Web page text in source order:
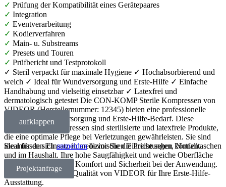
✓ Prüfung der Kompatibilität eines Gerätepaares
✓ Integration
✓ Eventverarbeitung
✓ Kodierverfahren
✓ Main- u. Substreams
✓ Presets und Touren
✓ Prüfbericht und Testprotokoll
✓ Steril verpackt für maximale Hygiene ✓ Hochabsorbierend und
weich ✓ Ideal für Wundversorgung und Erste-Hilfe ✓ Einfache
Handhabung und vielseitig einsetzbar ✓ Latexfrei und
dermatologisch getestet Die CON-KOMP Sterile Kompressen von
VIDEOR (Herstellernummer: 12345) bieten eine professionelle
Lösung für Wundversorgung und Erste-Hilfe-Bedarf. Diese
hochwertigen Kompressen sind sterilisierte und latexfreie Produkte,
die eine optimale Pflege bei Verletzungen gewährleisten. Sie sind
ideal für den Einsatz in medizinischen Einrichtungen, Notfalltaschen
und im Haushalt. Ihre hohe Saugfähigkeit und weiche Oberfläche
sorgen für maximalen Komfort und Sicherheit bei der Anwendung.
Vertrauen Sie auf die Qualität von VIDEOR für Ihre Erste-Hilfe-
Ausstattung.
aufklappen
Sie müssen sichanmeldenbevor Sie die Preise sehen können.
Projektanfrage